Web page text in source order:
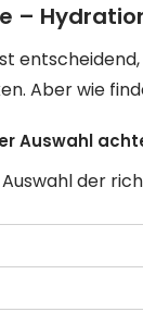
–
Aber wie
Auswahl
Auswahl der